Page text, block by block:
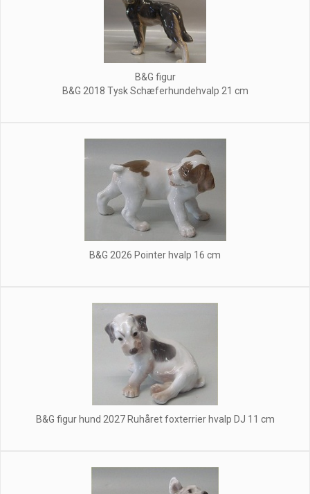
B&G figur
B&G 2018 Tysk Schæferhundehvalp 21 cm
B&G 2026 Pointer hvalp 16 cm
B&G figur hund 2027 Ruhåret foxterrier hvalp DJ 11 cm